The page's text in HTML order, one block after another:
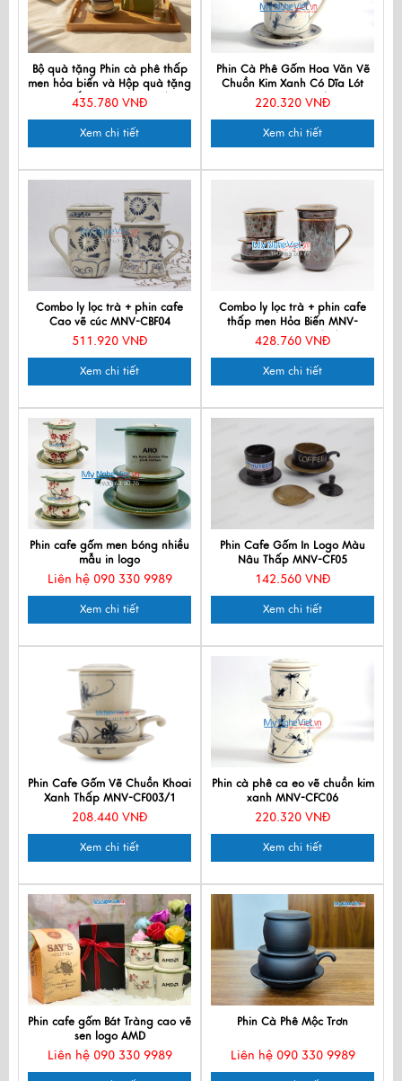
Bộ quà tặng Phin cà phê thấp
men hỏa biến và Hộp quà tặng
cao cấp MNV-CFVH03/2
435.780 VNĐ
Xem chi tiết
Phin Cà Phê Gốm Hoa Văn Vẽ
Chuồn Kim Xanh Có Dĩa Lót
MNV-CFT002/1
220.320 VNĐ
Xem chi tiết
Combo ly lọc trà + phin cafe
Cao vẽ cúc MNV-CBF04
511.920 VNĐ
Xem chi tiết
Combo ly lọc trà + phin cafe
thấp men Hỏa Biến MNV-
CFM001-5 màu xanh dương
428.760 VNĐ
Xem chi tiết
Phin cafe gốm men bóng nhiều
mẫu in logo
Liên hệ 090 330 9989
Xem chi tiết
Phin Cafe Gốm In Logo Màu
Nâu Thấp MNV-CF05
142.560 VNĐ
Xem chi tiết
Phin Cafe Gốm Vẽ Chuồn Khoai
Xanh Thấp MNV-CF003/1
208.440 VNĐ
Xem chi tiết
Phin cà phê ca eo vẽ chuồn kim
xanh MNV-CFC06
220.320 VNĐ
Xem chi tiết
Phin cafe gốm Bát Tràng cao vẽ
sen logo AMD
Liên hệ 090 330 9989
Phin Cà Phê Mộc Trơn
Liên hệ 090 330 9989